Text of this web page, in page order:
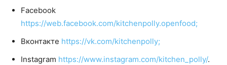
Facebook
https://web.facebook.com/kitchenpolly.openfood;
Вконтакте https://vk.com/kitchenpolly;
Instagram https://www.instagram.com/kitchen_polly/.